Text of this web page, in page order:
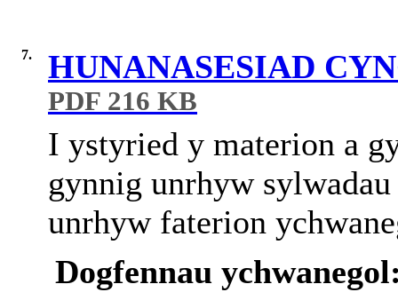
7. HUNANASESIAD
PDF 216 KB
I ystyried y materion a
gynnig unrhyw
unrhyw faterion
Dogfennau